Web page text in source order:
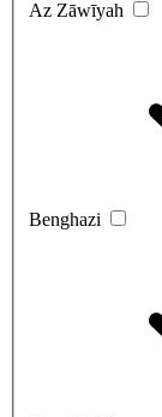
Az Zāwīyah
Benghazi